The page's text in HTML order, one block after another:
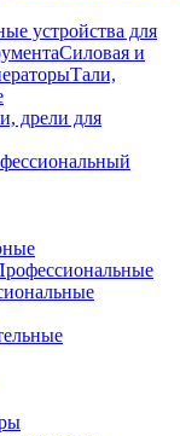
устройства для
Силовая и
Тали,
дрели для